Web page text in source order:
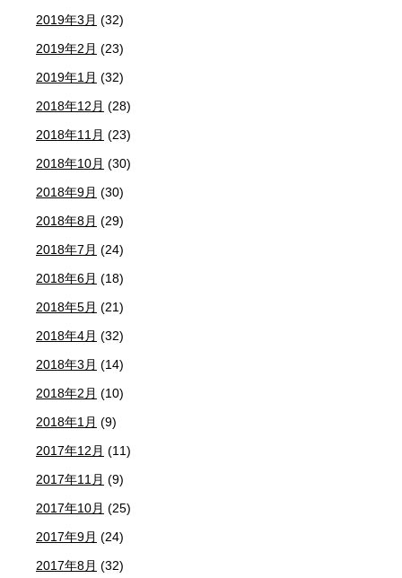
2019年3月 (32)
2019年2月 (23)
2019年1月 (32)
2018年12月 (28)
2018年11月 (23)
2018年10月 (30)
2018年9月 (30)
2018年8月 (29)
2018年7月 (24)
2018年6月 (18)
2018年5月 (21)
2018年4月 (32)
2018年3月 (14)
2018年2月 (10)
2018年1月 (9)
2017年12月 (11)
2017年11月 (9)
2017年10月 (25)
2017年9月 (24)
2017年8月 (32)